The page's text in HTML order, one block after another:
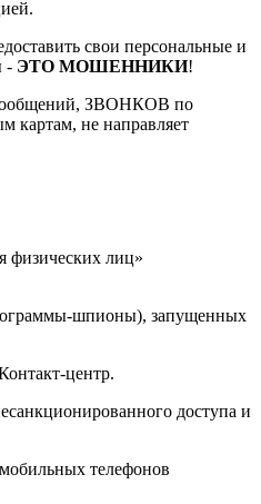
свои персональные и
- ЭТО МОШЕННИКИ!
ЗВОНКОВ по
картам, не направляет
физических лиц»
шпионы), запущенных
центр.
доступа и
телефонов